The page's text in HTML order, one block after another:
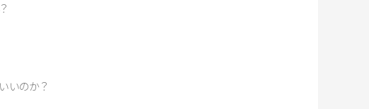
いのか？